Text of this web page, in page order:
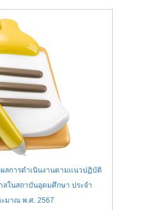
ผลการดำเนินงานตามแนวปฏิบัติ
ลในสถาบันอุดมศึกษา ประจำ
มาณ พ.ศ. 2567